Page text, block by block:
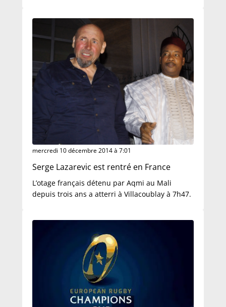
mercredi 10 décembre 2014 à 7:01
Serge Lazarevic est rentré en France
L’otage français détenu par Aqmi au Mali
depuis trois ans a atterri à Villacoublay à 7h47.